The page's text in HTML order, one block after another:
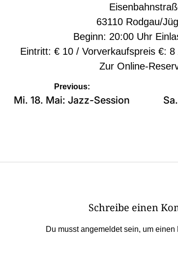
63110 Rodgau/
Beginn: 20:00 Uhr
Eintritt: € 10 / Vorverkaufspreis €:
Zur Online-
Beitragsnavigation
Previous:
Mi. 18. Mai: Jazz-Session
Schreibe einen
Du musstangemeldetsein, um einen